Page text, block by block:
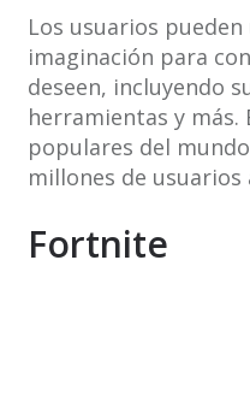
Los usuarios
imaginación para
deseen, incluyendo
herramientas y más.
populares del
millones de usuarios
Fortnite